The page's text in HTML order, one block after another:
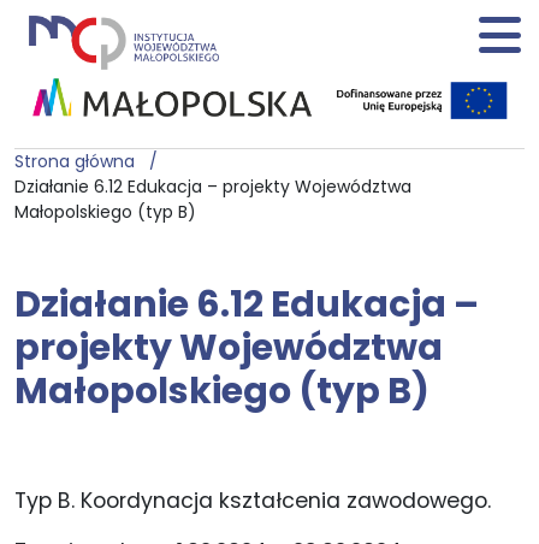
Strona główna
Działanie 6.12 Edukacja – projekty Województwa
Małopolskiego (typ B)
Działanie 6.12 Edukacja –
projekty Województwa
Małopolskiego (typ B)
Typ B. Koordynacja kształcenia zawodowego.